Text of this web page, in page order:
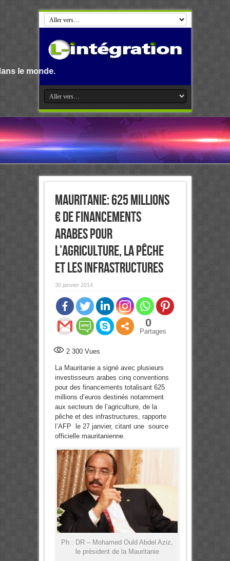
Mauritanie: 625 millions
€ de financements
arabes pour
l’agriculture, la pêche
et les infrastructures
30 janvier 2014
0
Partages
2 300Vues
La Mauritanie a signé avec plusieurs
investisseurs arabes cinq conventions
pour des financements totalisant 625
millions d’euros destinés notamment
aux secteurs de l’agriculture, de la
pêche et des infrastructures, rapporte
l’AFP le 27 janvier, citant une source
officielle mauritanienne.
Ph : DR – Mohamed Ould Abdel Aziz,
le président de la Mauritanie